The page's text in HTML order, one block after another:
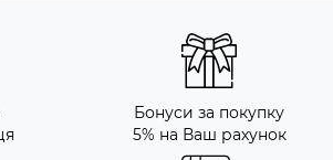
Бонуси за покупку
5% на Ваш рахунок